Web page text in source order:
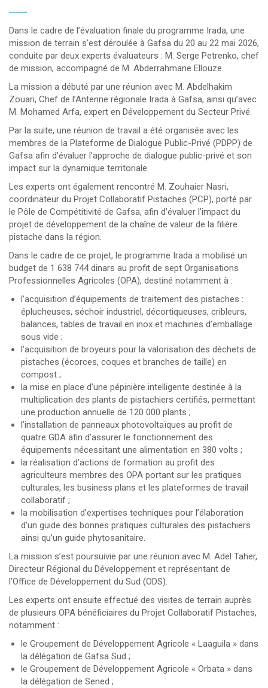
Dans le cadre de l’évaluation finale du programme Irada, une
mission de terrain s’est déroulée à Gafsa du 20 au 22 mai 2026,
conduite par deux experts évaluateurs : M. Serge Petrenko, chef
de mission, accompagné de M. Abderrahmane Ellouze.
La mission a débuté par une réunion avec M. Abdelhakim
Zouari, Chef de l’Antenne régionale Irada à Gafsa, ainsi qu’avec
M. Mohamed Arfa, expert en Développement du Secteur Privé.
Par la suite, une réunion de travail a été organisée avec les
membres de la Plateforme de Dialogue Public-Privé (PDPP) de
Gafsa afin d’évaluer l’approche de dialogue public-privé et son
impact sur la dynamique territoriale.
Les experts ont également rencontré M. Zouhaier Nasri,
coordinateur du Projet Collaboratif Pistaches (PCP), porté par
le Pôle de Compétitivité de Gafsa, afin d’évaluer l’impact du
projet de développement de la chaîne de valeur de la filière
pistache dans la région.
Dans le cadre de ce projet, le programme Irada a mobilisé un
budget de 1 638 744 dinars au profit de sept Organisations
Professionnelles Agricoles (OPA), destiné notamment à :
l’acquisition d’équipements de traitement des pistaches :
éplucheuses, séchoir industriel, décortiqueuses, cribleurs,
balances, tables de travail en inox et machines d’emballage
sous vide ;
l’acquisition de broyeurs pour la valorisation des déchets de
pistaches (écorces, coques et branches de taille) en
compost ;
la mise en place d’une pépinière intelligente destinée à la
multiplication des plants de pistachiers certifiés, permettant
une production annuelle de 120 000 plants ;
l’installation de panneaux photovoltaïques au profit de
quatre GDA afin d’assurer le fonctionnement des
équipements nécessitant une alimentation en 380 volts ;
la réalisation d’actions de formation au profit des
agriculteurs membres des OPA portant sur les pratiques
culturales, les business plans et les plateformes de travail
collaboratif ;
la mobilisation d’expertises techniques pour l’élaboration
d’un guide des bonnes pratiques culturales des pistachiers
ainsi qu’un guide phytosanitaire.
La mission s’est poursuivie par une réunion avec M. Adel Taher,
Directeur Régional du Développement et représentant de
l’Office de Développement du Sud (ODS).
Les experts ont ensuite effectué des visites de terrain auprès
de plusieurs OPA bénéficiaires du Projet Collaboratif Pistaches,
notamment :
le Groupement de Développement Agricole « Laaguila » dans
la délégation de Gafsa Sud ;
le Groupement de Développement Agricole « Orbata » dans
la délégation de Sened ;